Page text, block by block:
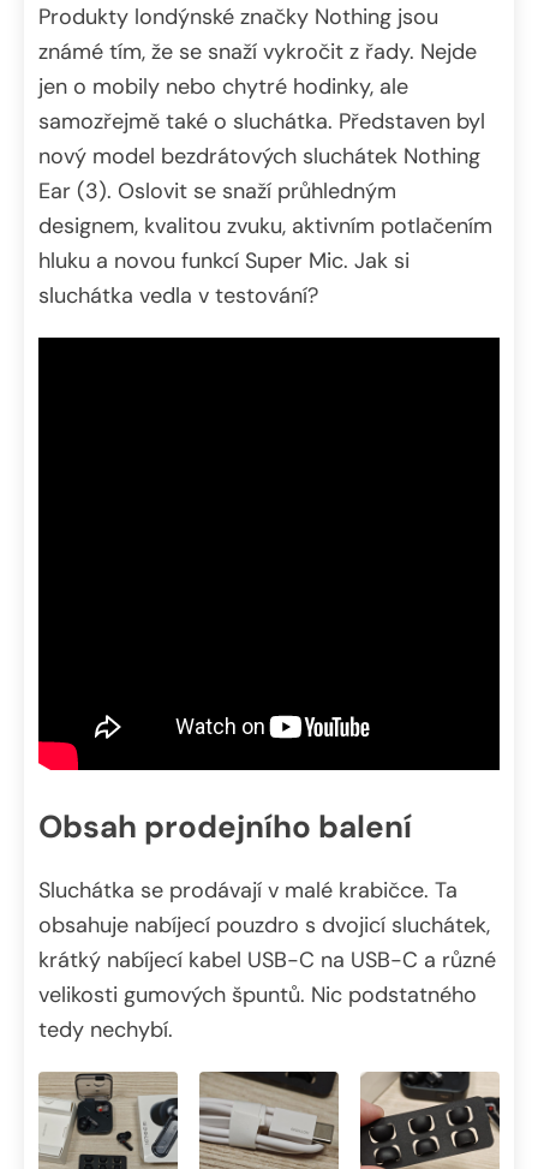
Produkty londýnské značky Nothing jsou
známé tím, že se snaží vykročit z řady. Nejde
jen o mobily nebo chytré hodinky, ale
samozřejmě také o sluchátka. Představen byl
nový model bezdrátových sluchátek Nothing
Ear (3). Oslovit se snaží průhledným
designem, kvalitou zvuku, aktivním potlačením
hluku a novou funkcí Super Mic. Jak si
sluchátka vedla v testování?
Obsah prodejního balení
Sluchátka se prodávají v malé krabičce. Ta
obsahuje nabíjecí pouzdro s dvojicí sluchátek,
krátký nabíjecí kabel USB-C na USB-C a různé
velikosti gumových špuntů. Nic podstatného
tedy nechybí.